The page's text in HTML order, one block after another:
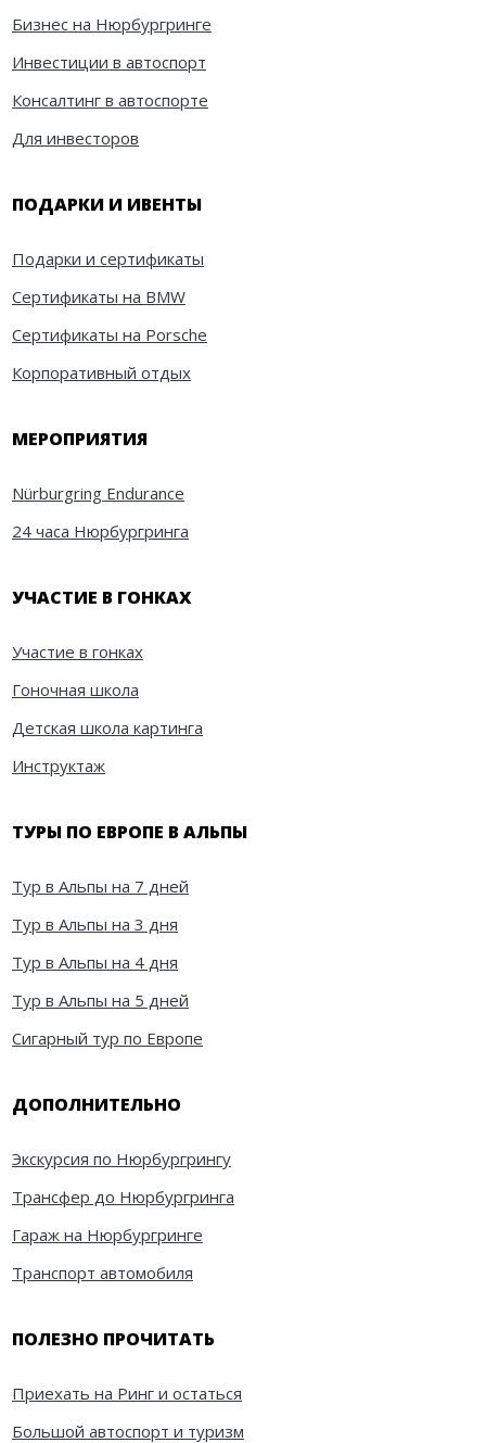
Бизнес на Нюрбургринге
Инвестиции в автоспорт
Консалтинг в автоспорте
Для инвесторов
ПОДАРКИ И ИВЕНТЫ
Подарки и сертификаты
Сертификаты на BMW
Сертификаты на Porsche
Корпоративный отдых
МЕРОПРИЯТИЯ
Nürburgring Endurance
24 часа Нюрбургринга
УЧАСТИЕ В ГОНКАХ
Участие в гонках
Гоночная школа
Детская школа картинга
Инструктаж
ТУРЫ ПО ЕВРОПЕ В АЛЬПЫ
Тур в Альпы на 7 дней
Тур в Альпы на 3 дня
Тур в Альпы на 4 дня
Тур в Альпы на 5 дней
Сигарный тур по Европе
ДОПОЛНИТЕЛЬНО
Экскурсия по Нюрбургрингу
Трансфер до Нюрбургринга
Гараж на Нюрбургринге
Транспорт автомобиля
ПОЛЕЗНО ПРОЧИТАТЬ
Приехать на Ринг и остаться
Большой автоспорт и туризм